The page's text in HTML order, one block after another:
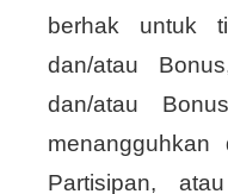
berhak untuk
dan/atau
dan/atau
Partisipan,